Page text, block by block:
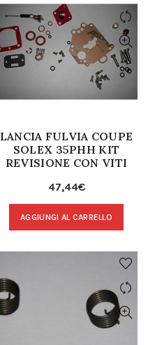
LANCIA FULVIA COUPE
SOLEX 35PHH KIT
REVISIONE CON VITI
47,44€
AGGIUNGI AL CARRELLO